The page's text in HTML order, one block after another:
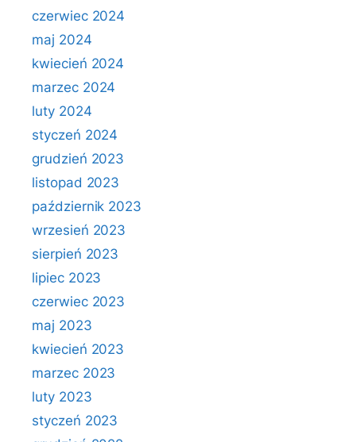
czerwiec 2024
maj 2024
kwiecień 2024
marzec 2024
luty 2024
styczeń 2024
grudzień 2023
listopad 2023
październik 2023
wrzesień 2023
sierpień 2023
lipiec 2023
czerwiec 2023
maj 2023
kwiecień 2023
marzec 2023
luty 2023
styczeń 2023